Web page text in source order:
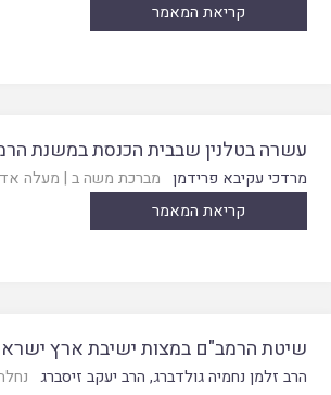
קריאת המאמר
עשרה בטלנין שבבית הכנסת במשנת
מרדכי עקיבא פרידמן מברכת משה ב | מעלה
קריאת המאמר
שיטת הרמב"ם במצות ישיבת ארץ
הרב זלמן נחמיה גולדברג, הרב יעקב זיסברג